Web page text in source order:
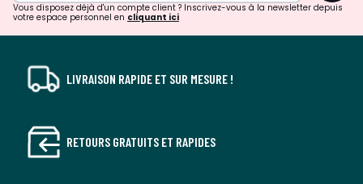
Vous disposez déjà d'un compte client ? Inscrivez-vous à la newsletter depuis
votre espace personnel en cliquant ici
LIVRAISON RAPIDE ET SUR MESURE !
RETOURS GRATUITS ET RAPIDES